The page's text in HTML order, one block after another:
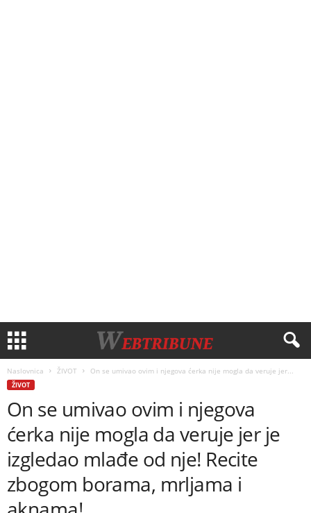
Naslovnica ŽIVOT On se umivao ovim i njegova ćerka nije mogla da veruje jer...
ŽIVOT
On se umivao ovim i njegova
ćerka nije mogla da veruje jer je
izgledao mlađe od nje! Recite
zbogom borama, mrljama i